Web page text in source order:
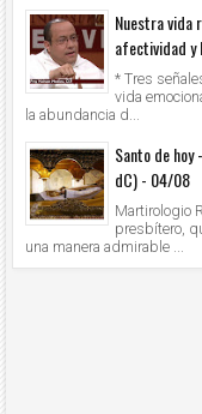
Nuestra vida
afectividad y
* Tres
vida
la abundancia d...
Santo de hoy
dC) - 04/08
Martirologio
presbítero,
una manera admirable ...